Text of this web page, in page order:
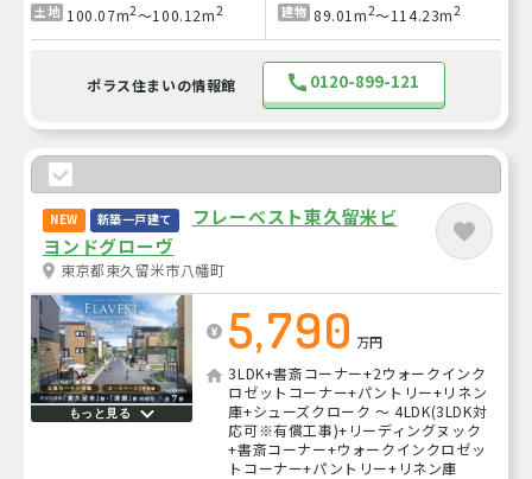
土地 100.07m2～100.12m2 建物 89.01m2～114.23m2
ポラス住まいの情報館 0120-899-121
NEW 新築一戸建て
フレーベスト東久留米ビ
ヨンドグローヴ
東京都東久留米市八幡町
もっと見る
5,790 万円
3LDK+書斎コーナー+2ウォークインク
ロゼットコーナー+パントリー+リネン
庫+シューズクローク ～ 4LDK(3LDK対
応可※有償工事)+リーディングヌック
+書斎コーナー+ウォークインクロゼッ
トコーナー+パントリー+リネン庫